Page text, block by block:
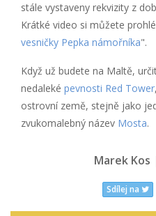
stále vystaveny rekvizity z
Krátké video si můžete
vesničky Pepka námořníka".
Když už budete na Maltě,
nedaleké pevnosti Red Tower
ostrovní země, stejně jako
zvukomalebný název Mosta.
Marek Kos
Sdílej na